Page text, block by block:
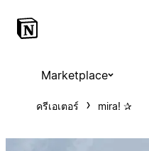
Marketplace
ครีเอเตอร์ mira! ✰